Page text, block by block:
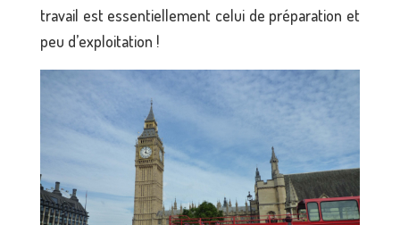
travail est essentiellement celui de préparation et
peu d’exploitation !